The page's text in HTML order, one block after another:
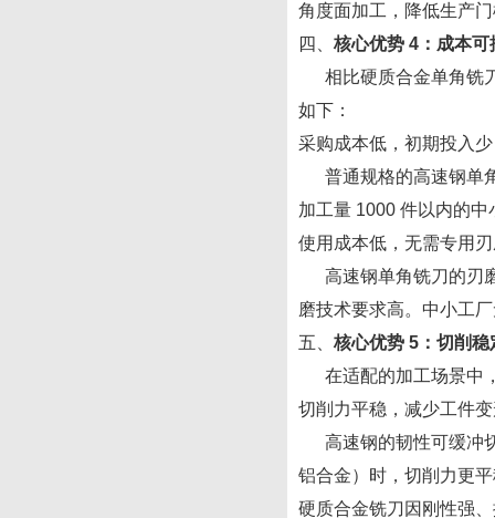
角度面加工，降低生产
四、 核心优势 4：成本可
相比硬质合金单角铣刀
如下：
采购成本低，初期投入少
普通规格的高速钢单角
加工量 1000 件以内的
使用成本低，无需专用
高速钢单角铣刀的刃磨
磨技术要求高。中小工
五、 核心优势 5：切削稳
在适配的加工场景中，
切削力平稳，减少工件
高速钢的韧性可缓冲切
铝合金）时，切削力更
硬质合金铣刀因刚性强